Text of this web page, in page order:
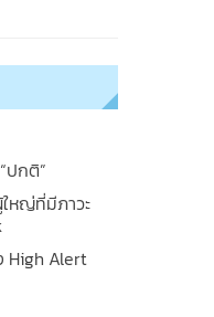
ปกติ”
หญ่ที่มีภาวะ
High Alert